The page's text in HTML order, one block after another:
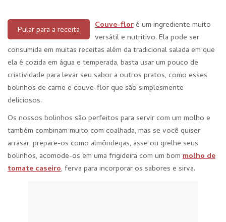
Pular para a receita Couve-floré um ingrediente muito
versátil e nutritivo. Ela pode ser
consumida em muitas receitas além da tradicional salada em que
ela é cozida em água e temperada, basta usar um pouco de
criatividade para levar seu sabor a outros pratos, como esses
bolinhos de carne e couve-flor que são simplesmente
deliciosos.
Os nossos bolinhos são perfeitos para servir com um molho e
também combinam muito com coalhada, mas se você quiser
arrasar, prepare-os como almôndegas, asse ou grelhe seus
bolinhos, acomode-os em uma frigideira com um bom molho de
tomate caseiro, ferva para incorporar os sabores e sirva.